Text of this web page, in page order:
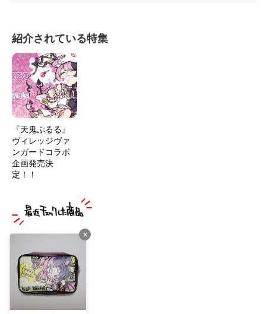
紹介されている特集
『天鬼ぷるる』
ヴィレッジヴァ
ンガードコラボ
企画発売決
定！！
×